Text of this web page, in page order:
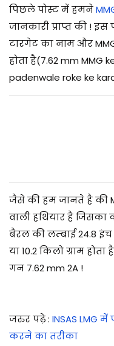
/
0
7
/
2
पिछले पोस्ट में हमने
जानकारी प्राप्त की !
टारगेट का नाम और
होता है(7.62 mm MMG
padenwale roke ke
जैसे की हम जानते है की
वाली हथियार है
बैरल की लम्बाई 24.8
या 10.2 किलो ग्राम
गन 7.62 mm 2A !
जरुर पढ़े: INSAS LMG
करने का तरीका